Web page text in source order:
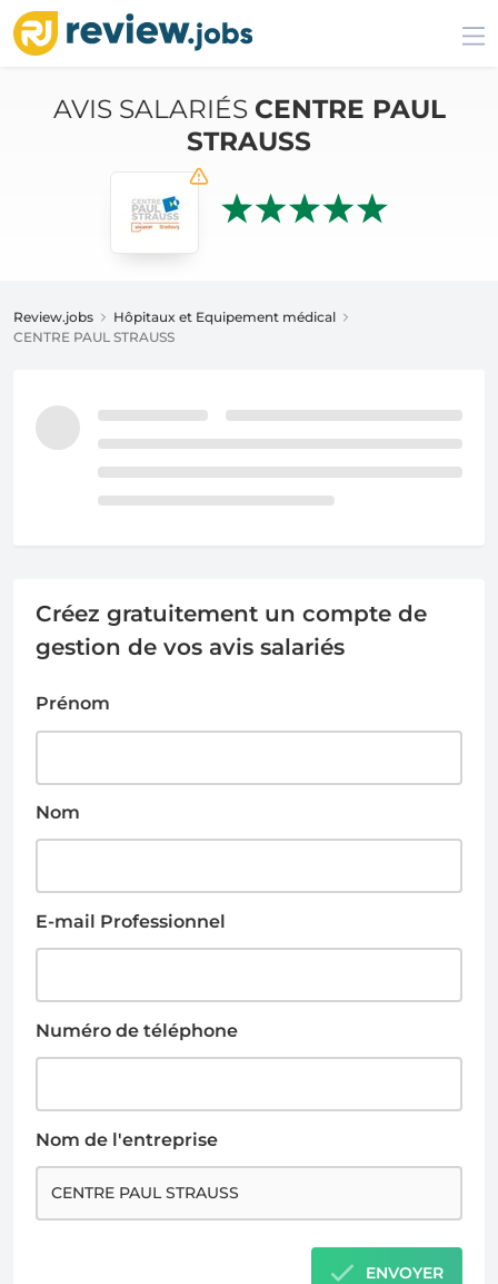
AVIS SALARIÉS CENTRE PAUL
STRAUSS
Review.jobs
Hôpitaux et Equipement médical
CENTRE PAUL STRAUSS
Créez gratuitement un compte de
gestion de vos avis salariés
Prénom
Nom
E-mail Professionnel
Numéro de téléphone
Nom de l'entreprise
ENVOYER